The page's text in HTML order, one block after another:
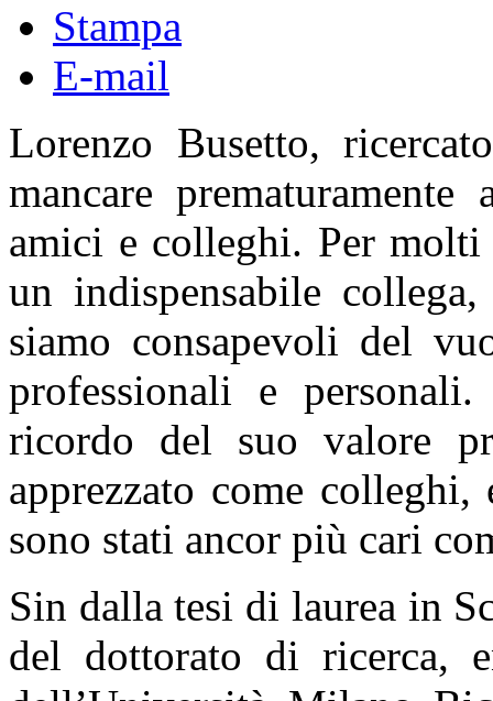
Stampa
E-mail
Lorenzo Busetto,
mancare
amici e colleghi. Per
un indispensabile
siamo consapevoli del
professionali e
ricordo del suo valore
apprezzato come
sono stati ancor più cari
Sin dalla tesi di laurea in
del dottorato di ricerca,